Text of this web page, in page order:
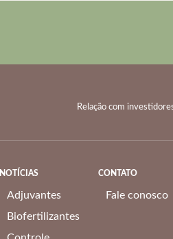
Relação com
NOTÍCIAS
Adjuvantes
Biofertilizantes
CONTATO
Fale conosco